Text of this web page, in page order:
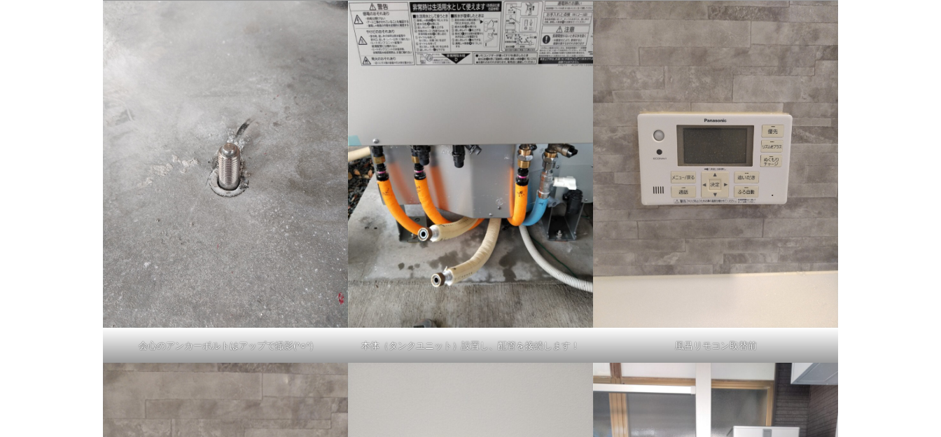
会心のアンカーボルトはアップで撮影(^○^) 本体（タンクユニット）設置し、配管を接続します！ 風呂リモコン取替前